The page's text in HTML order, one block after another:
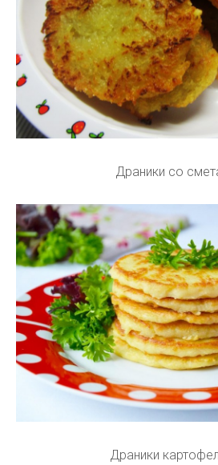
Драники со
Драники